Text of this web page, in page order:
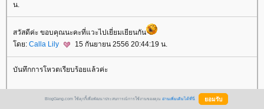
น.
สวัสดีค่ะ ขอบคุณนะคะที่แวะไปเยี่ยมเยียนกัน
ดย: Calla Lily 15 กันยายน 2556 20:44:19 น.
บันทึกการโหวตเรียบร้อยแล้วค่ะ
BlogGang.com ใช้คุกกี้เพื่อพัฒนาประสบการณ์การใช้งานของคุณ อ่านเพิ่มเติมได้ที่นี่